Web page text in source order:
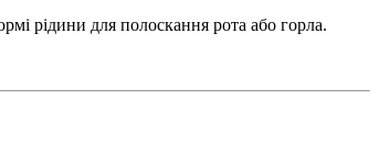
рідини для полоскання рота або горла.